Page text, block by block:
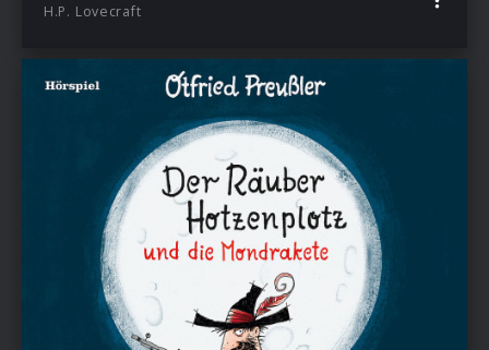
H.P. Lovecraft